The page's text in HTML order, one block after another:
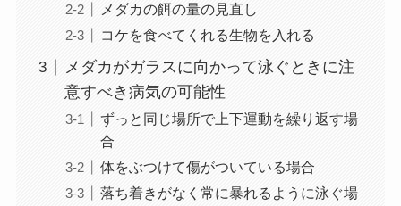
メダカの餌の量の見直し
コケを食べてくれる生物を入れる
メダカがガラスに向かって泳ぐときに注
意すべき病気の可能性
ずっと同じ場所で上下運動を繰り返す場
合
体をぶつけて傷がついている場合
落ち着きがなく常に暴れるように泳ぐ場